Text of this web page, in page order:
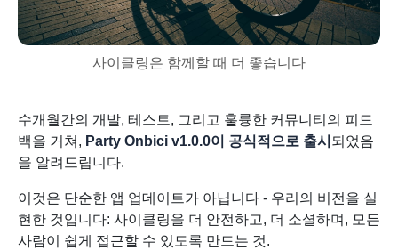
사이클링은 함께할 때 더 좋습니다
수개월간의 개발, 테스트, 그리고 훌륭한 커뮤니티의 피드
백을 거쳐, Party Onbici v1.0.0이 공식적으로 출시 되었음
을 알려드립니다.
이것은 단순한 앱 업데이트가 아닙니다 - 우리의 비전을 실
현한 것입니다: 사이클링을 더 안전하고, 더 소셜하며, 모든
사람이 쉽게 접근할 수 있도록 만드는 것.